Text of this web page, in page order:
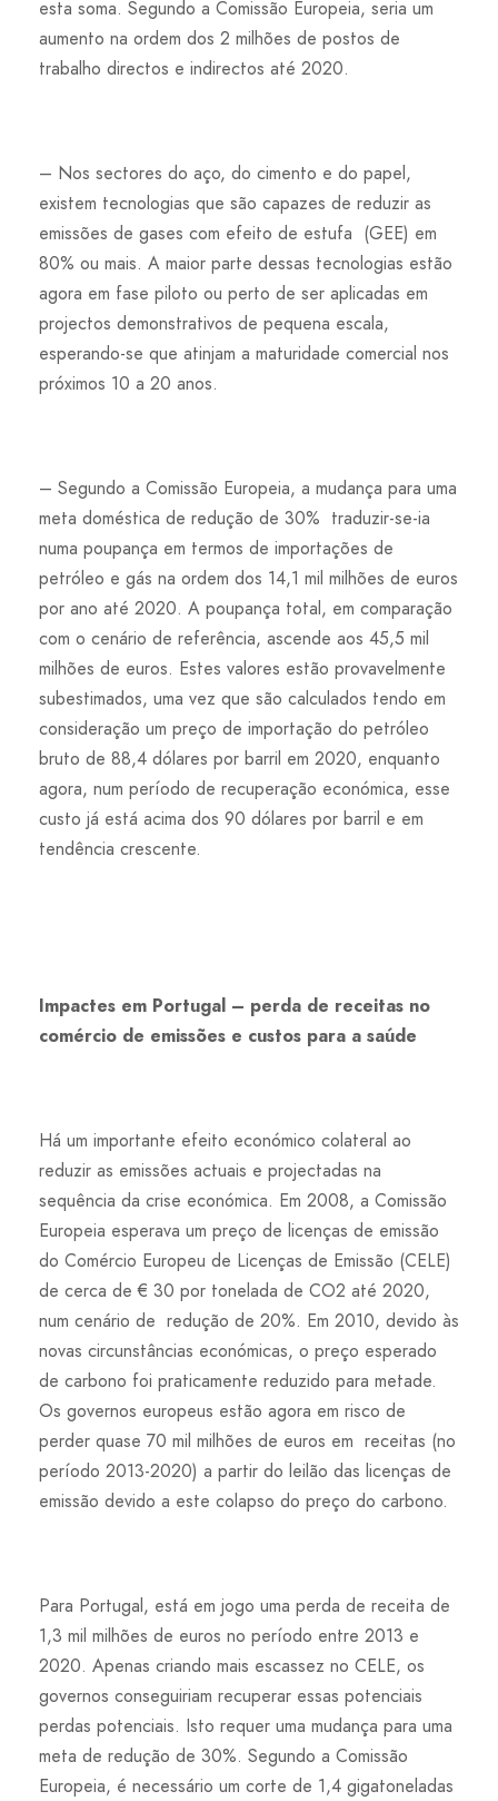
esta soma. Segundo a Comissão Europeia, seria um
aumento na ordem dos 2 milhões de postos de
trabalho directos e indirectos até 2020.
– Nos sectores do aço, do cimento e do papel,
existem tecnologias que são capazes de reduzir as
emissões de gases com efeito de estufa (GEE) em
80% ou mais. A maior parte dessas tecnologias estão
agora em fase piloto ou perto de ser aplicadas em
projectos demonstrativos de pequena escala,
esperando-se que atinjam a maturidade comercial nos
próximos 10 a 20 anos.
– Segundo a Comissão Europeia, a mudança para uma
meta doméstica de redução de 30% traduzir-se-ia
numa poupança em termos de importações de
petróleo e gás na ordem dos 14,1 mil milhões de euros
por ano até 2020. A poupança total, em comparação
com o cenário de referência, ascende aos 45,5 mil
milhões de euros. Estes valores estão provavelmente
subestimados, uma vez que são calculados tendo em
consideração um preço de importação do petróleo
bruto de 88,4 dólares por barril em 2020, enquanto
agora, num período de recuperação económica, esse
custo já está acima dos 90 dólares por barril e em
tendência crescente.
Impactes em Portugal – perda de receitas no
comércio de emissões e custos para a saúde
Há um importante efeito económico colateral ao
reduzir as emissões actuais e projectadas na
sequência da crise económica. Em 2008, a Comissão
Europeia esperava um preço de licenças de emissão
do Comércio Europeu de Licenças de Emissão (CELE)
de cerca de € 30 por tonelada de CO2 até 2020,
num cenário de redução de 20%. Em 2010, devido às
novas circunstâncias económicas, o preço esperado
de carbono foi praticamente reduzido para metade.
Os governos europeus estão agora em risco de
perder quase 70 mil milhões de euros em receitas (no
período 2013-2020) a partir do leilão das licenças de
emissão devido a este colapso do preço do carbono.
Para Portugal, está em jogo uma perda de receita de
1,3 mil milhões de euros no período entre 2013 e
2020. Apenas criando mais escassez no CELE, os
governos conseguiriam recuperar essas potenciais
perdas potenciais. Isto requer uma mudança para uma
meta de redução de 30%. Segundo a Comissão
Europeia, é necessário um corte de 1,4 gigatoneladas